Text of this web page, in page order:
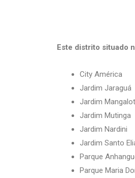
Este distrito situado
City América
Jardim Jaraguá
Jardim Mangalot
Jardim Mutinga
Jardim Nardini
Jardim Santo
Parque
Parque Maria